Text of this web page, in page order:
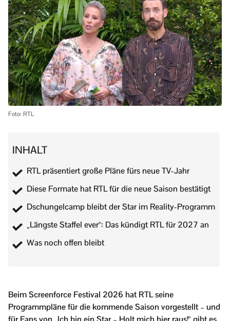
Foto: RTL
INHALT
RTL präsentiert große Pläne fürs neue TV-Jahr
Diese Formate hat RTL für die neue Saison bestätigt
Dschungelcamp bleibt der Star im Reality-Programm
„Längste Staffel ever“: Das kündigt RTL für 2027 an
Was noch offen bleibt
Beim Screenforce Festival 2026 hat RTL seine
Programmpläne für die kommende Saison vorgestellt – und